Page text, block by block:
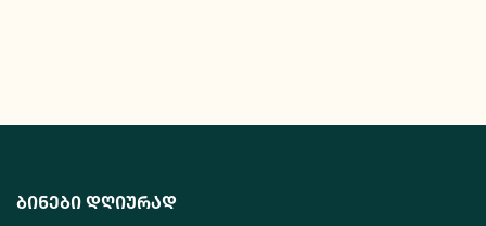
ბინები დღიურად